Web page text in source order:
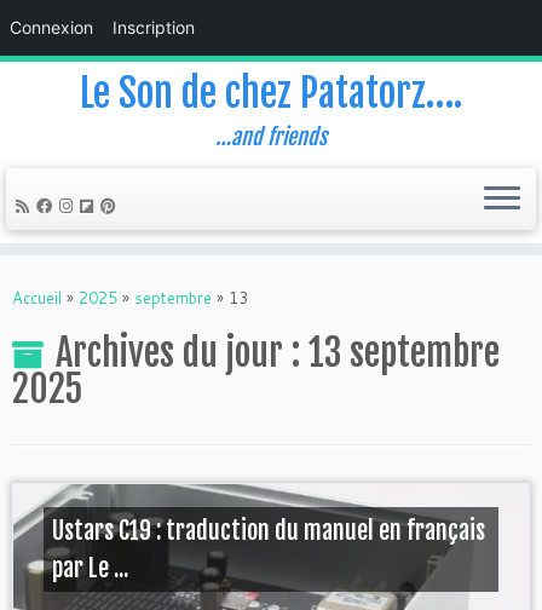
Connexion Inscription
Le Son de chez Patatorz….
…and friends
Accueil » 2025 » septembre » 13
Archives du jour : 13 septembre
2025
Ustars C19 : traduction du manuel en français
par Le ...